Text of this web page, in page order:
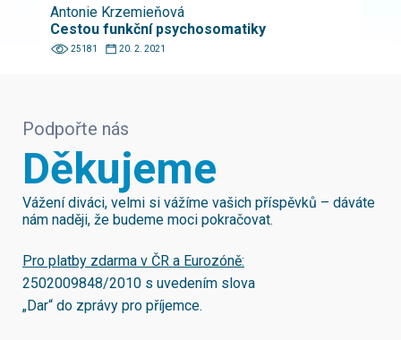
Antonie Krzemieňová
Cestou funkční psychosomatiky
25181 20. 2. 2021
Podpořte nás
Děkujeme
Vážení diváci, velmi si vážíme vašich příspěvků – dáváte
nám naději, že budeme moci pokračovat.
Pro platby zdarma v ČR a Eurozóně:
2502009848/2010 s uvedením slova
„Dar“ do zprávy pro příjemce.